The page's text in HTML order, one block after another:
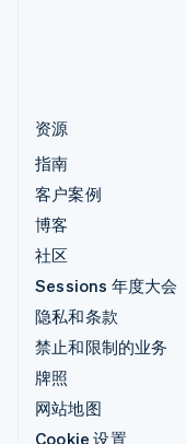
资源
指南
客户案例
博客
社区
Sessions 年度大会
隐私和条款
禁止和限制的业务
牌照
网站地图
Cookie 设置